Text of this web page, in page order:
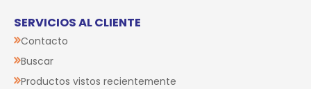
SERVICIOS AL CLIENTE
Contacto
Buscar
Productos vistos recientemente